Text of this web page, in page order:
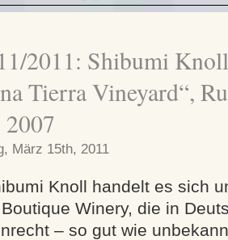
2011: Shibumi
Tierra Vineyard“,
März 15th, 2011
Knoll handelt es sich
Winery, die in
– so gut wie